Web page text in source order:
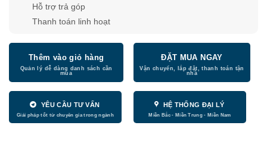
Hỗ trợ trả góp
Thanh toán linh hoạt
Thêm vào giỏ hàng ĐẶT MUA NGAY
YÊU CẦU TƯ VẤN HỆ THỐNG ĐẠI LÝ